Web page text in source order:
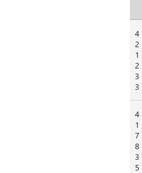
4
2
1
2
3
3
4
1
7
8
3
5